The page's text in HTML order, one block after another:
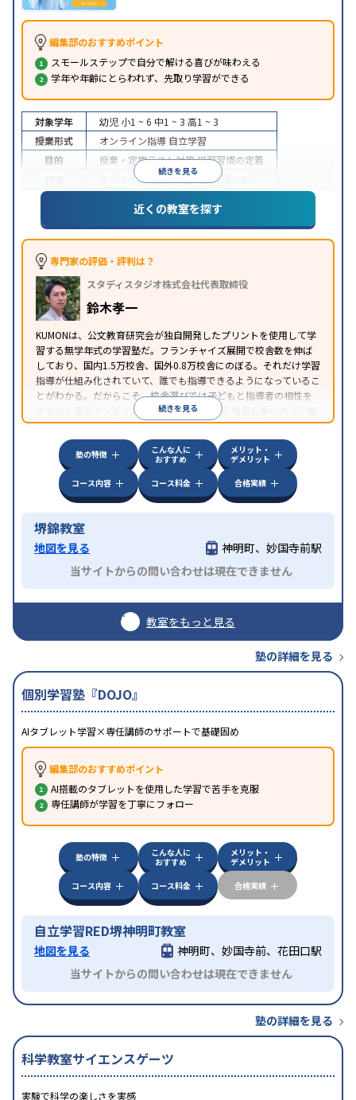
編集部のおすすめポイント
スモールステップで自分で解ける喜びが味わえる
学年や年齢にとらわれず、先取り学習ができる
続きを見る
対象学年 幼児 小1 ~ 6 中1 ~ 3 高1 ~ 3
授業形式
オンライン指導 自立学習
目的
授業・定期テスト対策学習習慣の定着
オンライン対応1科目から受講可能
近くの教室を探す
専門家の評価・評判は？
スタディスタジオ株式会社代表取締役
鈴木孝一
KUMONは、公文教育研究会が独自開発したプリントを使用して学
習する無学年式の学習塾だ。フランチャイズ展開で校舎数を伸ば
しており、国内1.5万校舎、国外0.8万校舎にのぼる。それだけ学習
指導が仕組み化されていて、誰でも指導できるようになっているこ
とがわかる。だからこそ、校舎選びでは子どもと指導者の相性を
きちんと確認すべきである。近所に2校舎ある場合も多いので、両
方見学してみることをオススメする。
続きを見る
塾の特徴
こんな人に
おすすめ
メリット・
デメリット
コース内容
コース料金 合格実績
堺錦教室
地図を見る
神明町、妙国寺前駅
当サイトからの問い合わせは現在できません
教室をもっと見る
塾の詳細を見る
個別学習塾『DOJO』
AIタブレット学習×専任講師のサポートで基礎固め
編集部のおすすめポイント
AI搭載のタブレットを使用した学習で苦手を克服
専任講師が学習を丁寧にフォロー
塾の特徴
こんな人に
おすすめ
メリット・
デメリット
コース内容
コース料金 合格実績
自立学習RED堺神明町教室
地図を見る
神明町、妙国寺前、花田口駅
当サイトからの問い合わせは現在できません
塾の詳細を見る
科学教室サイエンスゲーツ
実験で科学の楽しさを実感